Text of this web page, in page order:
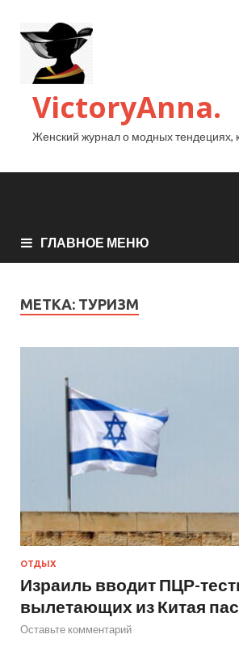
VictoryAnna.
Женский журнал о модных тендециях,
ГЛАВНОЕ МЕНЮ
МЕТКА: ТУРИЗМ
ОТДЫХ
Израиль вводит ПЦР-
вылетающих из Китая
Оставьте комментарий